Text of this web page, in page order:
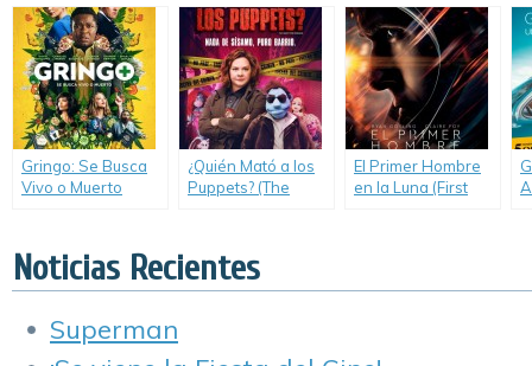
Sconosciuti)
Gringo: Se Busca
Vivo o Muerto
¿Quién Mató a los
Puppets? (The
El Primer Hombre
en la Luna (First
Noticias Recientes
Superman